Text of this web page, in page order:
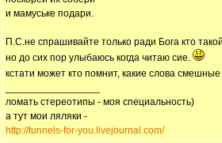
и мамуське подари.
П.С.не спрашивайте только ради Бога кто
но до сих пор улыбаюсь когда читаю сие.
кстати может кто помнит, какие слова
ломать стереотипы - моя специальность)
а тут мои ляляки -
http://tunnels-for-you.livejournal.com/